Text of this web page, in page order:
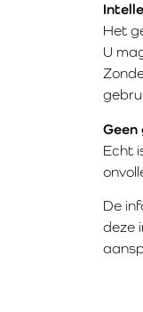
Het
U
Echt
De
deze